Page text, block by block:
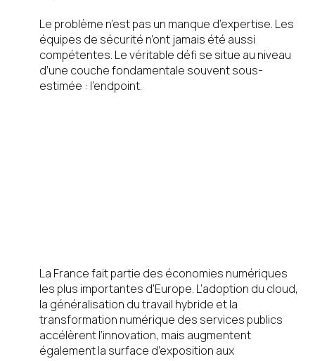
Le problème n’est pas un manque d’expertise. Les
équipes de sécurité n’ont jamais été aussi
compétentes. Le véritable défi se situe au niveau
d’une couche fondamentale souvent sous-
estimée : l’endpoint.
La France fait partie des économies numériques
les plus importantes d’Europe. L’adoption du cloud,
la généralisation du travail hybride et la
transformation numérique des services publics
accélèrent l’innovation, mais augmentent
également la surface d’exposition aux